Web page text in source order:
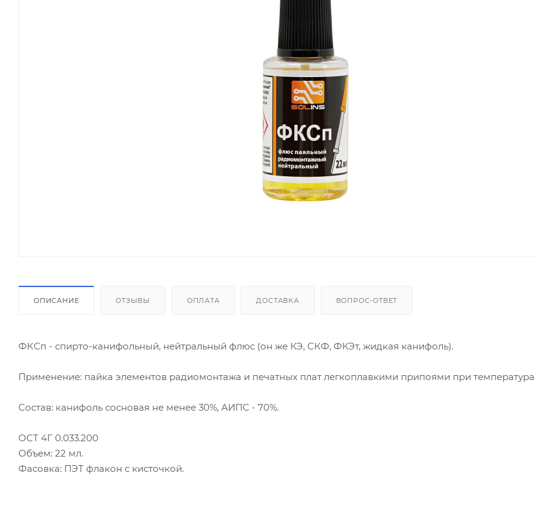
ОПИСАНИЕ ОТЗЫВЫ ОПЛАТА ДОСТАВКА ВОПРОС-ОТВЕТ
ФКСп - спирто-канифольный, нейтральный флюс (он же КЭ, СКФ, ФКЭт, жидкая канифоль).
Применение: пайка элементов радиомонтажа и печатных плат легкоплавкими припоями при
Состав: канифоль сосновая не менее 30%, АИПС - 70%.
ОСТ 4Г 0.033.200
Объем: 22 мл.
Фасовка: ПЭТ флакон с кисточкой.